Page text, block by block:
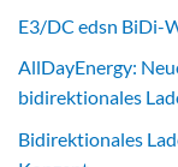
E3/DC edsn BiDi-
AllDayEnergy:
bidirektionales
Bidirektionales